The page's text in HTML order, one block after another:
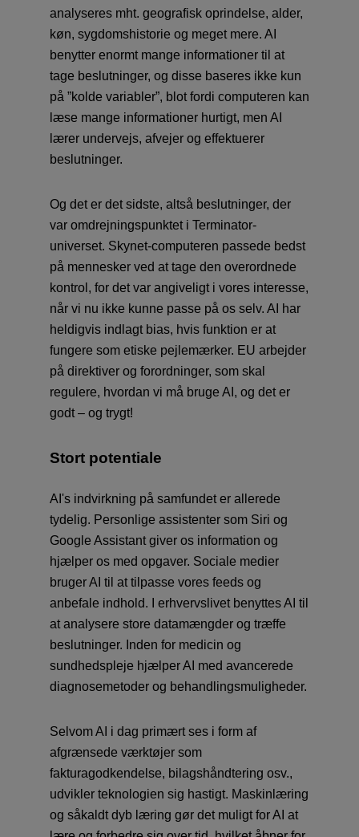
analyseres mht. geografisk oprindelse, alder,
køn, sygdomshistorie og meget mere. AI
benytter enormt mange informationer til at
tage beslutninger, og disse baseres ikke kun
på ”kolde variabler”, blot fordi computeren kan
læse mange informationer hurtigt, men AI
lærer undervejs, afvejer og effektuerer
beslutninger.
Og det er det sidste, altså beslutninger, der
var omdrejningspunktet i Terminator-
universet. Skynet-computeren passede bedst
på mennesker ved at tage den overordnede
kontrol, for det var angiveligt i vores interesse,
når vi nu ikke kunne passe på os selv. AI har
heldigvis indlagt bias, hvis funktion er at
fungere som etiske pejlemærker. EU arbejder
på direktiver og forordninger, som skal
regulere, hvordan vi må bruge AI, og det er
godt – og trygt!
Stort potentiale
AI's indvirkning på samfundet er allerede
tydelig. Personlige assistenter som Siri og
Google Assistant giver os information og
hjælper os med opgaver. Sociale medier
bruger AI til at tilpasse vores feeds og
anbefale indhold. I erhvervslivet benyttes AI til
at analysere store datamængder og træffe
beslutninger. Inden for medicin og
sundhedspleje hjælper AI med avancerede
diagnosemetoder og behandlingsmuligheder.
Selvom AI i dag primært ses i form af
afgrænsede værktøjer som
fakturagodkendelse, bilagshåndtering osv.,
udvikler teknologien sig hastigt. Maskinlæring
og såkaldt dyb læring gør det muligt for AI at